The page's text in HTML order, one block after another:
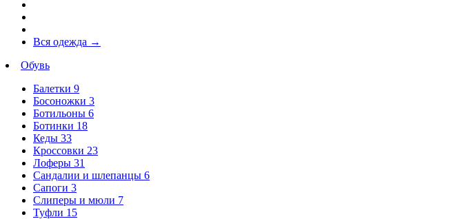
Вся одежда →
Обувь
Балетки 9
Босоножки 3
Ботильоны 6
Ботинки 18
Кеды 33
Кроссовки 23
Лоферы 31
Сандалии и шлепанцы 6
Сапоги 3
Слиперы и мюли 7
Туфли 15